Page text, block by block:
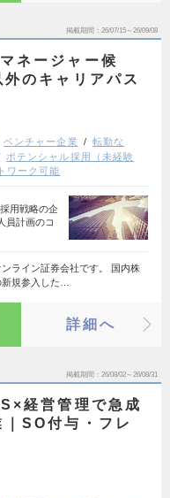
掲載期間 26/07/15～26/09/08
ネージャー候
のキャリアパス
ベンチャー企業
転勤な
ポテンシャル採用（未経験
ワーク可能
用戦略の企
員計画のコ
ライン証券会社です。 国内株
規参入した…
詳細へ
掲載期間 26/08/02～26/08/31
経営管理で急成
SO付与・フレ